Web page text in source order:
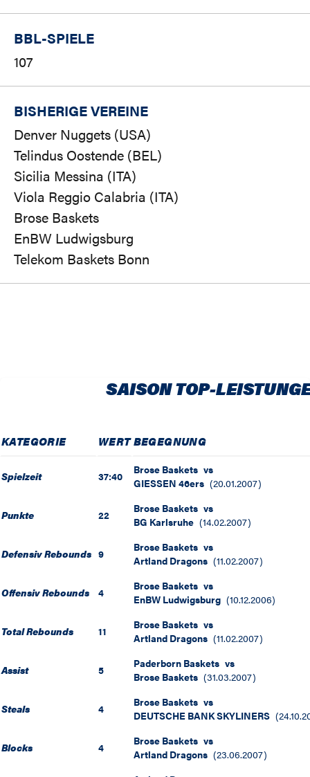
BBL-SPIELE
107
BISHERIGE VEREINE
Denver Nuggets (USA)
Telindus Oostende (BEL)
Sicilia Messina (ITA)
Viola Reggio Calabria (ITA)
Brose Baskets
EnBW Ludwigsburg
Telekom Baskets Bonn
SAISON TOP-
KATEGORIE WERTBEGEGNUNG
Spielzeit 37:40 Brose Baskets vs
GIESSEN 46ers (20.01.2007)
Punkte 22 Brose Baskets vs
BG Karlsruhe (14.02.2007)
Defensiv Rebounds 9 Brose Baskets vs
Artland Dragons (11.02.2007)
Offensiv Rebounds 4 Brose Baskets vs
EnBW Ludwigsburg (10.12.2006)
Total Rebounds 11 Brose Baskets vs
Artland Dragons (11.02.2007)
Assist 5 Paderborn Baskets vs
Brose Baskets (31.03.2007)
Steals 4 Brose Baskets vs
DEUTSCHE BANK SKYLINERS (
Blocks 4 Brose Baskets vs
Artland Dragons (23.06.2007)